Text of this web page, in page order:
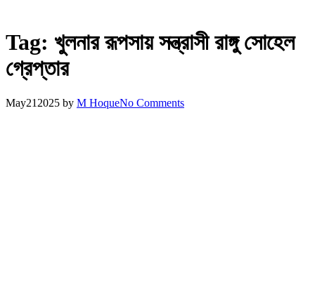
Tag: খুলনার রূপসায় সন্ত্রাসী রাঙ্গু সোহেল
গ্রেপ্তার
May21 2025 by M HoqueNo Comments